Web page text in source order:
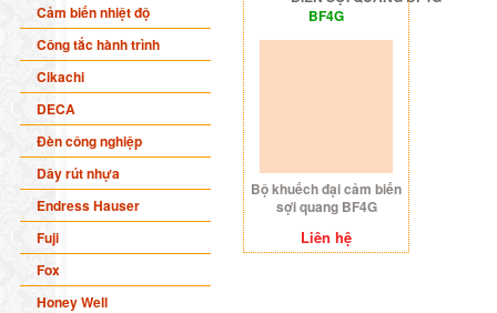
Cảm biến nhiệt độ
Công tắc hành trình
Cikachi
DECA
Đèn công nghiệp
Dây rút nhựa
Endress Hauser
Fuji
Fox
Honey Well
BF4G
Bộ khuếch đại cảm biến
sợi quang BF4G
Liên hệ